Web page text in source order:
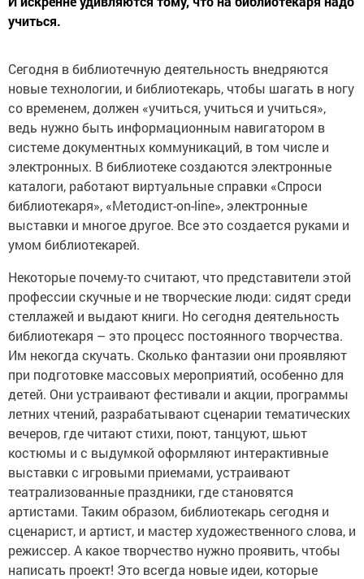
учиться.
Сегодня в библиотечную деятельность внедряются
новые технологии, и библиотекарь, чтобы шагать в ногу
со временем, должен «учиться, учиться и учиться»,
ведь нужно быть информационным навигатором в
системе документных коммуникаций, в том числе и
электронных. В библиотеке создаются электронные
каталоги, работают виртуальные справки «Спроси
библиотекаря», «Методист-on-line», электронные
выставки и многое другое. Все это создается руками и
умом библиотекарей.
Некоторые почему-то считают, что представители этой
профессии скучные и не творческие люди: сидят среди
стеллажей и выдают книги. Но сегодня деятельность
библиотекаря – это процесс постоянного творчества.
Им некогда скучать. Сколько фантазии они проявляют
при подготовке массовых мероприятий, особенно для
детей. Они устраивают фестивали и акции, программы
летних чтений, разрабатывают сценарии тематических
вечеров, где читают стихи, поют, танцуют, шьют
костюмы и с выдумкой оформляют интерактивные
выставки с игровыми приемами, устраивают
театрализованные праздники, где становятся
артистами. Таким образом, библиотекарь сегодня и
сценарист, и артист, и мастер художественного слова, и
режиссер. А какое творчество нужно проявить, чтобы
написать проект! Это всегда новые идеи, которые